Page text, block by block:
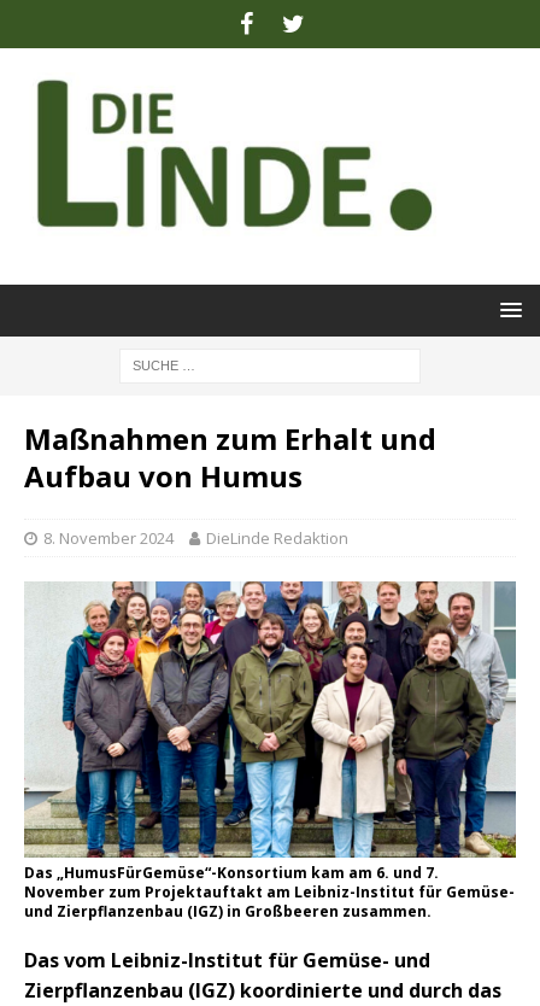
Maßnahmen zum Erhalt und
Aufbau von Humus
8. November 2024 DieLinde Redaktion
Das „HumusFürGemüse“-Konsortium kam am 6. und 7.
November zum Projektauftakt am Leibniz-Institut für Gemüse-
und Zierpflanzenbau (IGZ) in Großbeeren zusammen.
Das vom Leibniz-Institut für Gemüse- und
Zierpflanzenbau (IGZ) koordinierte und durch das